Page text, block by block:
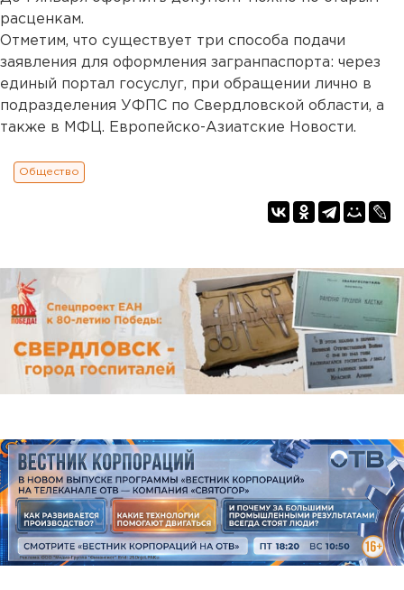
расценкам.
Отметим, что существует три способа подачи
заявления для оформления загранпаспорта: через
единый портал госуслуг, при обращении лично в
подразделения УФПС по Свердловской области, а
также в МФЦ. Европейско-Азиатские Новости.
Общество